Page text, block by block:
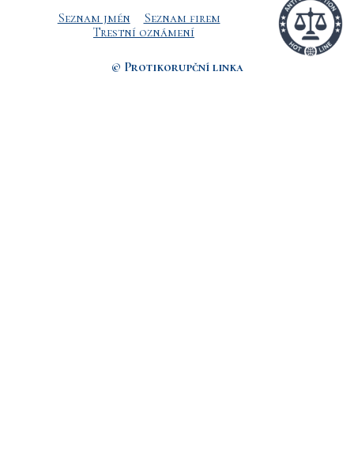
Seznam jmén
Seznam firem
Trestní oznámení
© Protikorupční linka